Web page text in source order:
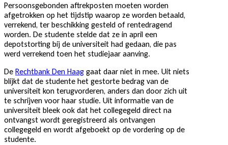
Persoonsgebonden aftrekposten moeten worden
afgetrokken op het tijdstip waarop ze worden betaald,
verrekend, ter beschikking gesteld of rentedragend
worden. De studente stelde dat ze in april een
depotstorting bij de universiteit had gedaan, die pas
werd verrekend toen het studiejaar aanving.
De Rechtbank Den Haag gaat daar niet in mee. Uit niets
blijkt dat de studente het gestorte bedrag van de
universiteit kon terugvorderen, anders dan door zich uit
te schrijven voor haar studie. Uit informatie van de
universiteit bleek ook dat het collegegeld direct na
ontvangst wordt geregistreerd als ontvangen
collegegeld en wordt afgeboekt op de vordering op de
studente.